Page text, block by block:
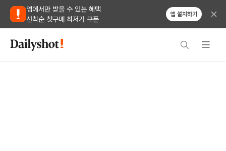
앱에서만 받을 수 있는 혜택
선착순 첫구매 최저가 쿠폰
앱 설치하기